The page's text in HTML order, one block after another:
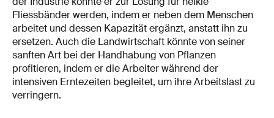
Fliessbänder werden, indem er neben dem Menschen
arbeitet und dessen Kapazität ergänzt, anstatt ihn zu
ersetzen. Auch die Landwirtschaft könnte von seiner
sanften Art bei der Handhabung von Pflanzen
profitieren, indem er die Arbeiter während der
intensiven Erntezeiten begleitet, um ihre Arbeitslast zu
verringern.